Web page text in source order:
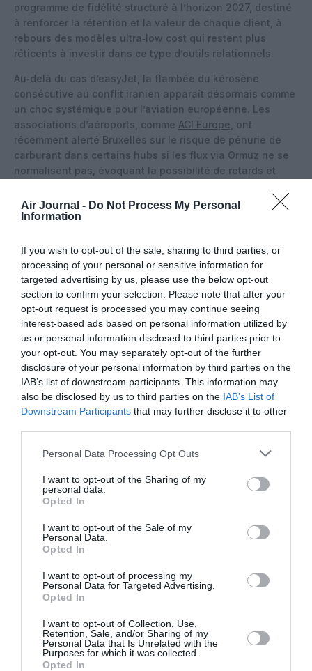
Air Journal - Do Not Process My Personal
Information
If you wish to opt-out of the sale, sharing to third parties, or
processing of your personal or sensitive information for
targeted advertising by us, please use the below opt-out
section to confirm your selection. Please note that after your
opt-out request is processed you may continue seeing
interest-based ads based on personal information utilized by
us or personal information disclosed to third parties prior to
your opt-out. You may separately opt-out of the further
disclosure of your personal information by third parties on the
IAB’s list of downstream participants. This information may
also be disclosed by us to third parties on the IAB’s List of
Downstream Participants that may further disclose it to other
Personal Data Processing Opt Outs
I want to opt-out of the Sharing of my
personal data.
Opted In
I want to opt-out of the Sale of my
Personal Data.
Opted In
I want to opt-out of processing my
Personal Data for Targeted Advertising.
Opted In
I want to opt-out of Collection, Use,
Retention, Sale, and/or Sharing of my
Personal Data that Is Unrelated with the
Purposes for which it was collected.
Opted In
programme de fidélité structuré à l’horizon 2027, destiné
à renforcer la rétention et la valeur de chaque client, à
rebours des modèles ultra‑low cost qui restent plus
réticents à investir dans ce type d’outils relationnels.
Au‑delà du cas d’easyJet, la flambée du kérosène
consécutive au conflit iranien apparaît désormais comme
un choc systémique pour l’aviation européenne. Les
associations d’aéroports, comme ACI Europe, ont
récemment alerté Bruxelles sur le risque de pénurie de
carburant dans certains hubs si les flux via Ormuz ne se
normalisent pas, évoquant la possibilité de retards et
Perspectives : visibilité faible, mais une résilience
Pour l’heure, le groupe se refuse à donner des objectifs
chiffrés précis pour l’ensemble de l’exercice, se
contentant d’indiquer que ses perspectives restent
incertaines »en raison des tensions géopolitiques, de la
volatilité du carburant et du comportement des
consommateurs. EasyJet insiste toutefois sur la poursuite
de ses efforts de réduction des coûts unitaires hors
carburant, l’optimisation de sa base de coûts
aéroportuaires et la montée en puissance des Airbus de
nouvelle génération pour contenir l’empreinte carburant
@easyJet
Vous avez apprécié l’article ?